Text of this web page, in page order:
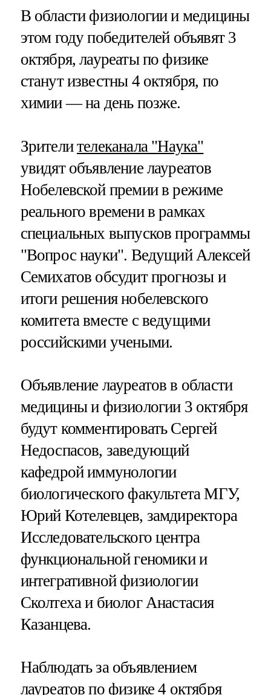
В области физиологии и медицины
этом году победителей объявят 3
октября, лауреаты по физике
станут известны 4 октября, по
химии — на день позже.
Зрителителеканала "Наука"
увидят объявление лауреатов
Нобелевской премии в режиме
реального времени в рамках
специальных выпусков программы
"Вопрос науки". Ведущий Алексей
Семихатов обсудит прогнозы и
итоги решения нобелевского
комитета вместе с ведущими
российскими учеными.
Объявление лауреатов в области
медицины и физиологии 3 октября
будут комментировать Сергей
Недоспасов, заведующий
кафедрой иммунологии
биологического факультета МГУ,
Юрий Котелевцев, замдиректора
Исследовательского центра
функциональной геномики и
интегративной физиологии
Сколтеха и биолог Анастасия
Казанцева.
Наблюдать за объявлением
лауреатов по физике 4 октября